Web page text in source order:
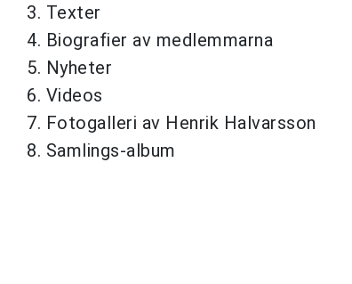
3. Texter
4. Biografier av medlemmarna
5. Nyheter
6. Videos
7. Fotogalleri av Henrik Halvarsson
8. Samlings-album